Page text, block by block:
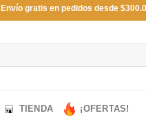
Envío gratis en pedidos desde
TIENDA ¡OFERTAS!